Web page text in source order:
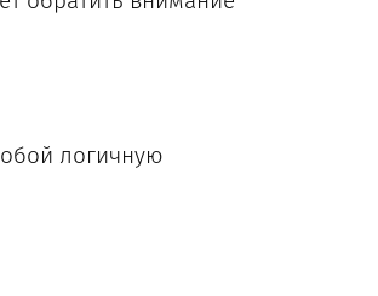
логичную